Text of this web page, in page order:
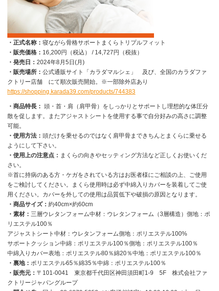
・正式名称： 寝ながら骨格サポートまくらトリプルフィット
・販売価格： 16,200円（税込） / 14,727円（税抜）
・発売日： 2024年8月5日(月)
・販売場所： 公式通販サイト「カラダマルシェ」 及び、全国のカラダファ
クトリー店舗 にて順次販売開始。※一部除外店あり
https://shopping.karada39.com/products/744383
・商品特長： 頭・首・肩（肩甲骨）をしっかりとサポートし理想的な体圧分
散を促します。またアジャストシートを使用する事で自分好みの高さに調整
可能。
・使用方法： 頭だけを乗せるのではなく肩甲骨まできちんとまくらに乗せる
ようにして下さい。
・使用上の注意点： まくらの向きやセッティング方法など正しくお使いくだ
さい。
※首に持病のある方・ケガをされている方はお医者様にご相談の上、ご使用
をご検討してください。まくら使用時は必ず中綿入りカバーを装着してご使
用ください。カバーを外しての使用は品質低下や破損の原因となります。
・商品サイズ： 約40cm×約60cm
・素材： 三層ウレタンフォーム中材：ウレタンフォーム（3層構造）側地：ポ
リエステル100％
アジャストシート中材：ウレタンフォーム側地：ポリエステル100%
サポートクッション中綿：ポリエステル100％側地：ポリエステル100％
中綿入りカバー表地：ポリエステル80％綿20％中地：ポリエステル100％
・裏地： ポリエステル65％綿35％中綿：ポリエステル100％
・販売元： 〒101-0041 東京都千代田区神田須田町1-9 5F 株式会社ファ
クトリージャパングループ